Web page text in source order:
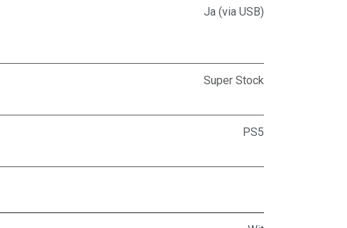
Ja (via USB)
Super Stock
PS5